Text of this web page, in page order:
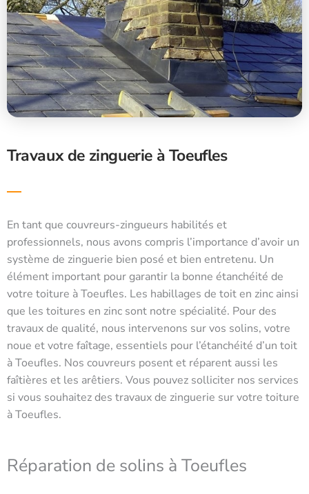
Travaux de zinguerie à Toeufles
En tant que couvreurs-zingueurs habilités et
professionnels, nous avons compris l’importance d’avoir un
système de zinguerie bien posé et bien entretenu. Un
élément important pour garantir la bonne étanchéité de
votre toiture à Toeufles. Les habillages de toit en zinc ainsi
que les toitures en zinc sont notre spécialité. Pour des
travaux de qualité, nous intervenons sur vos solins, votre
noue et votre faîtage, essentiels pour l’étanchéité d’un toit
à Toeufles. Nos couvreurs posent et réparent aussi les
faîtières et les arêtiers. Vous pouvez solliciter nos services
si vous souhaitez des travaux de zinguerie sur votre toiture
à Toeufles.
Réparation de solins à Toeufles